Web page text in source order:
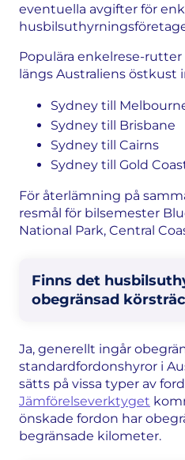
eventuella avgifter för
Populära enkelrese-
längs Australiens östkust
Sydney till
Sydney till Brisbane
Sydney till Cairns
Sydney till Gold
För återlämning på
resmål för bilsemester
National Park, Central
Finns det
obegränsad
Ja, generellt ingår
standardfordonshyror i
sätts på vissa typer av
Jämförelseverktyget
önskade fordon har
begränsade kilometer.